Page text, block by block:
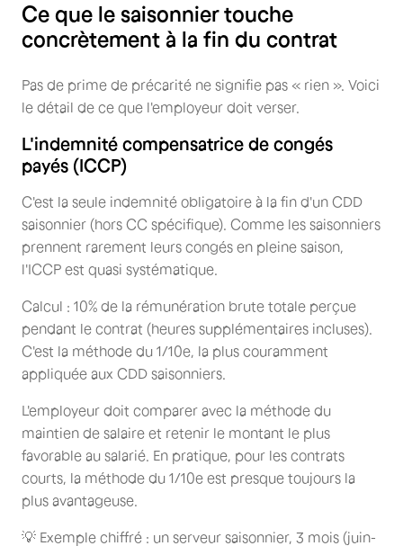
Ce que le saisonnier touche
concrètement à la fin du contrat
Pas de prime de précarité ne signifie pas « rien ». Voici
le détail de ce que l'employeur doit verser.
L'indemnité compensatrice de congés
payés (ICCP)
C'est la seule indemnité obligatoire à la fin d'un CDD
saisonnier (hors CC spécifique). Comme les saisonniers
prennent rarement leurs congés en pleine saison,
l'ICCP est quasi systématique.
Calcul : 10% de la rémunération brute totale perçue
pendant le contrat (heures supplémentaires incluses).
C'est la méthode du 1/10e, la plus couramment
appliquée aux CDD saisonniers.
L'employeur doit comparer avec la méthode du
maintien de salaire et retenir le montant le plus
favorable au salarié. En pratique, pour les contrats
courts, la méthode du 1/10e est presque toujours la
plus avantageuse.
💡 Exemple chiffré : un serveur saisonnier, 3 mois (juin-